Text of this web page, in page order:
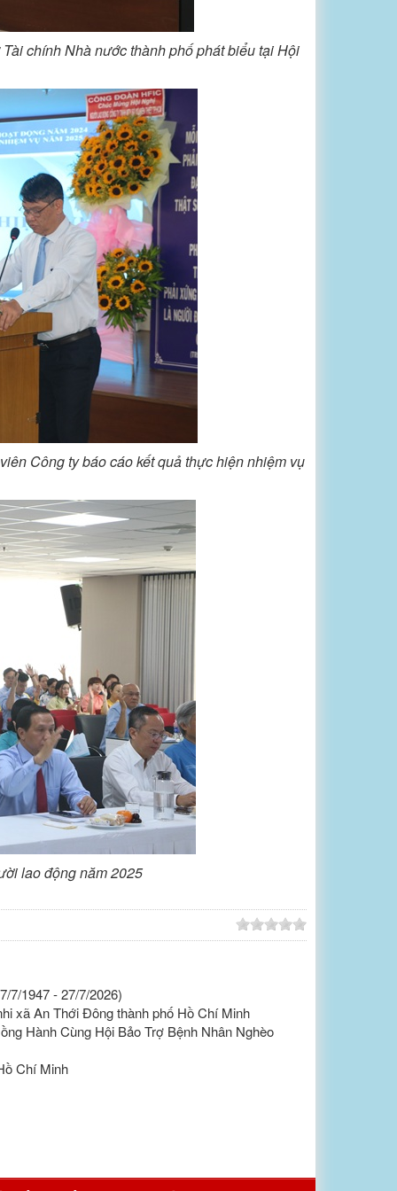
chính Nhà nước thành phố phát biểu tại Hội
Công ty báo cáo kết quả thực hiện nhiệm vụ
lao động năm 2025
7/1947 - 27/7/2026)
xã An Thới Đông thành phố Hồ Chí Minh
Hành Cùng Hội Bảo Trợ Bệnh Nhân Nghèo
Chí Minh